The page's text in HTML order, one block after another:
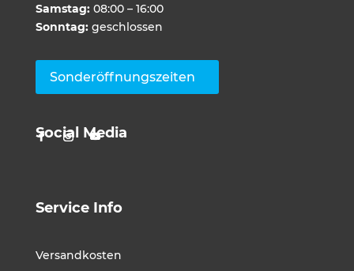
Samstag: 08:00 – 16:00
Sonntag: geschlossen
Sonderöffnungszeiten
Social Media
Service Info
Versandkosten